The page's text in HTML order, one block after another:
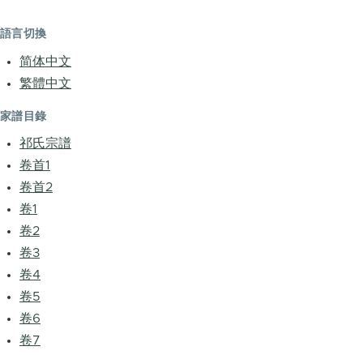
語言切換
简体中文
繁體中文
家譜目錄
祁氏宗譜
卷首1
卷首2
卷1
卷2
卷3
卷4
卷5
卷6
卷7